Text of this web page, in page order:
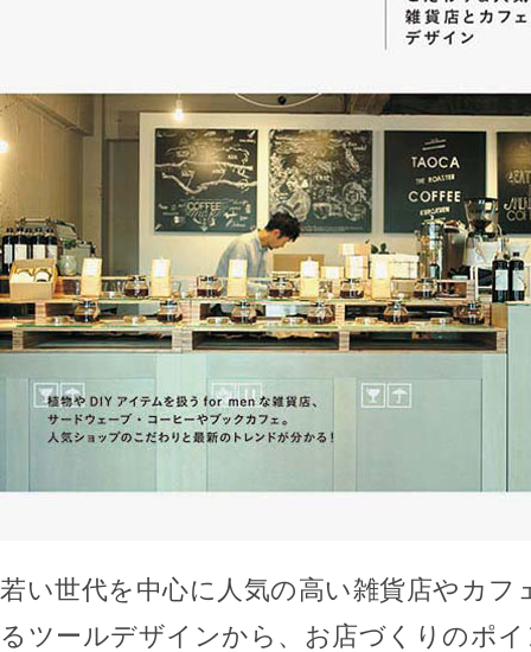
若い世代を中心に人気の高い雑貨店やカフ
るツールデザインから、お店づくりのポ